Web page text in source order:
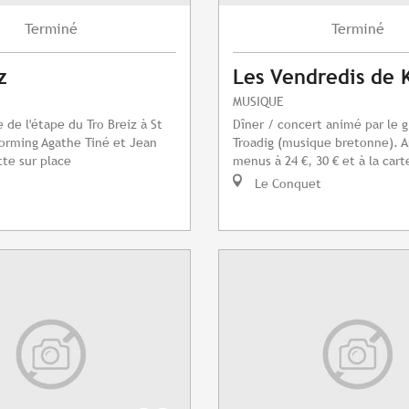
Terminé
de l'étape du Tro Breiz à St
Agathe Tiné et Jean
sur place
Terminé
Les Vendredis de
MUSIQUE
Dîner / concert animé par le
Troadig (musique bretonne).
menus à 24 €, 30 € et à la
Le Conquet